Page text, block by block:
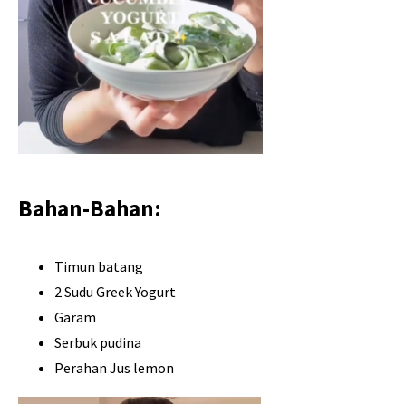
Bahan-Bahan:
Timun batang
2 Sudu Greek Yogurt
Garam
Serbuk pudina
Perahan Jus lemon